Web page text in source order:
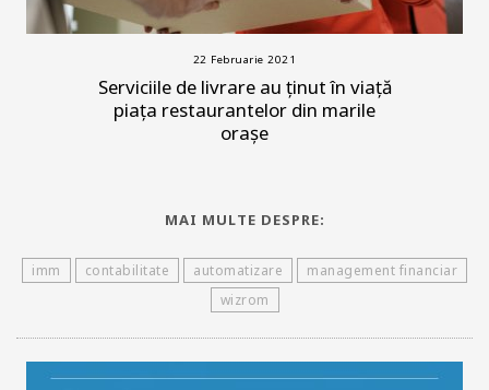
22 Februarie 2021
Serviciile de livrare au ținut în viață
piața restaurantelor din marile
orașe
MAI MULTE DESPRE:
imm contabilitate automatizare
management financiar
wizrom